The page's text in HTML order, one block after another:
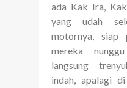
ada Kak Ira,
yang udah
motornya, siap
mereka
langsung
indah, apalagi